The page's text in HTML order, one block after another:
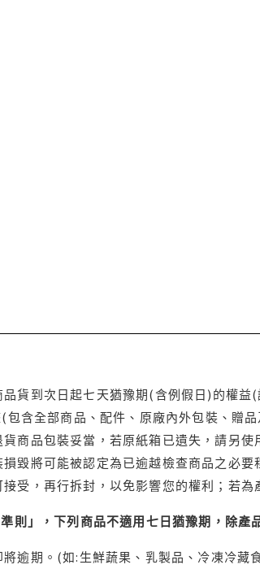
貨到次日起七天猶豫期(含例假日)的權
含全部商品、配件、原廠內外包裝、贈
商品包裝妥當，若原紙箱已遺失，請另
損毀將可能被認定為已逾越檢查商品之必
受，再行拆封，以免影響您的權利；若為
則」，下列商品不適用七日猶豫期，除產
逾期。(如:生鮮蔬果、乳製品、冷凍冷藏